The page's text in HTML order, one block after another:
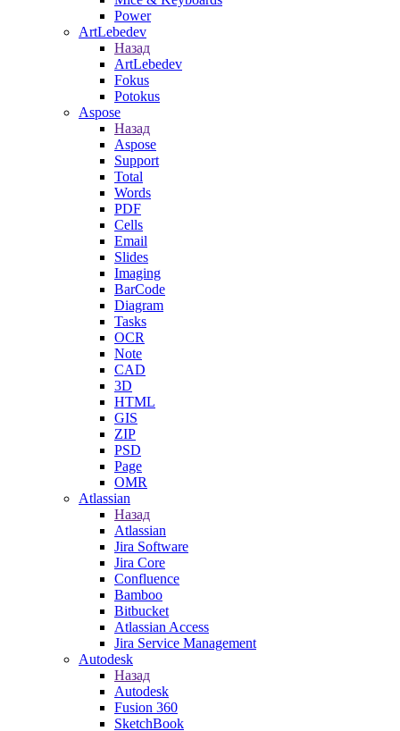
Power
ArtLebedev
Назад
ArtLebedev
Fokus
Potokus
Aspose
Назад
Aspose
Support
Total
Words
PDF
Cells
Email
Slides
Imaging
BarCode
Diagram
Tasks
OCR
Note
CAD
3D
HTML
GIS
ZIP
PSD
Page
OMR
Atlassian
Назад
Atlassian
Jira Software
Jira Core
Confluence
Bamboo
Bitbucket
Atlassian Access
Jira Service Management
Autodesk
Назад
Autodesk
Fusion 360
SketchBook